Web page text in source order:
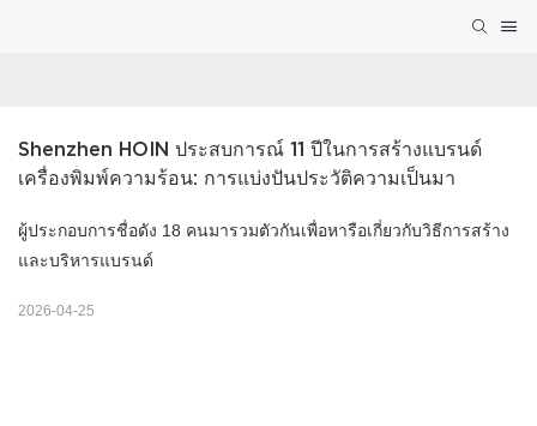
Shenzhen HOIN ประสบการณ์ 11 ปีในการสร้างแบรนด์
เครื่องพิมพ์ความร้อน: การแบ่งปันประวัติความเป็นมา
ผู้ประกอบการชื่อดัง 18 คนมารวมตัวกันเพื่อหารือเกี่ยวกับวิธีการสร้าง
และบริหารแบรนด์
2026-04-25